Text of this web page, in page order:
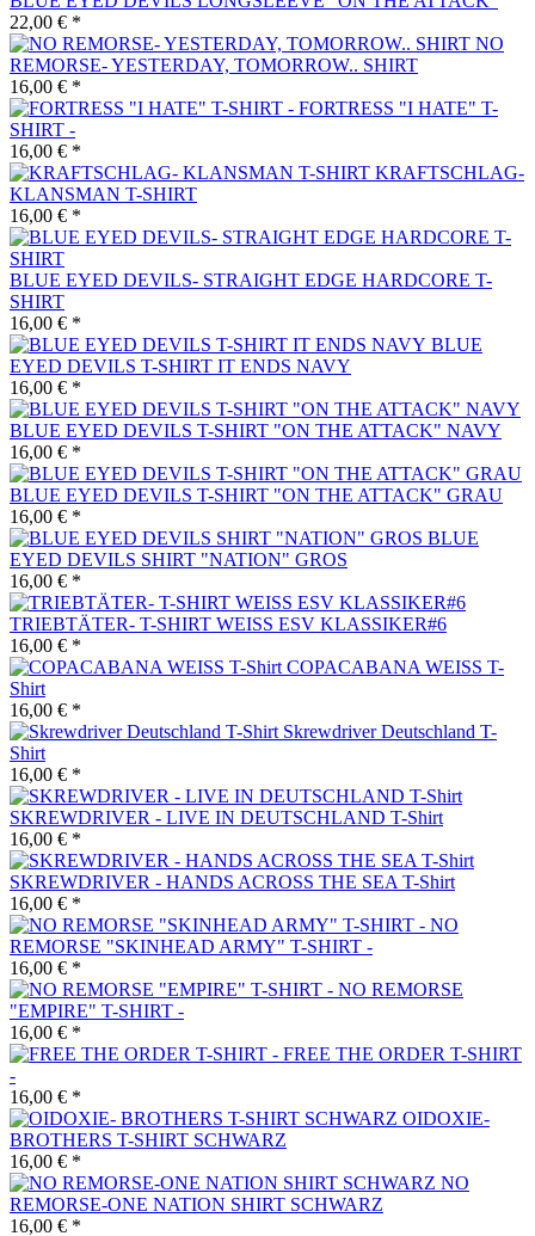
22,00 € *
NO
REMORSE- YESTERDAY, TOMORROW.. SHIRT
16,00 € *
FORTRESS "I HATE" T-
SHIRT -
16,00 € *
KRAFTSCHLAG-
KLANSMAN T-SHIRT
16,00 € *
BLUE EYED DEVILS- STRAIGHT EDGE HARDCORE T-
SHIRT
16,00 € *
BLUE
EYED DEVILS T-SHIRT IT ENDS NAVY
16,00 € *
BLUE EYED DEVILS T-SHIRT "ON THE ATTACK" NAVY
16,00 € *
BLUE EYED DEVILS T-SHIRT "ON THE ATTACK" GRAU
16,00 € *
BLUE
EYED DEVILS SHIRT "NATION" GROS
16,00 € *
TRIEBTÄTER- T-SHIRT WEISS ESV KLASSIKER#6
16,00 € *
COPACABANA WEISS T-
Shirt
16,00 € *
Skrewdriver Deutschland T-
Shirt
16,00 € *
SKREWDRIVER - LIVE IN DEUTSCHLAND T-Shirt
16,00 € *
SKREWDRIVER - HANDS ACROSS THE SEA T-Shirt
16,00 € *
NO
REMORSE "SKINHEAD ARMY" T-SHIRT -
16,00 € *
NO REMORSE
"EMPIRE" T-SHIRT -
16,00 € *
FREE THE ORDER T-SHIRT
-
16,00 € *
OIDOXIE-
BROTHERS T-SHIRT SCHWARZ
16,00 € *
NO
REMORSE-ONE NATION SHIRT SCHWARZ
16,00 € *